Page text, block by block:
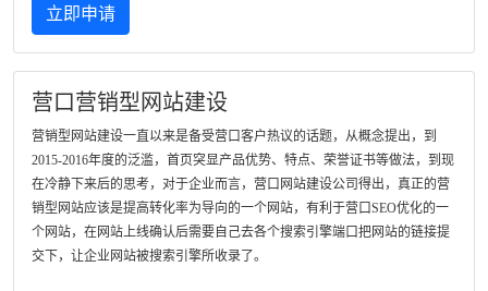
立即申请
营口营销型网站建设
营销型网站建设一直以来是备受营口客户热议的话题，从概念提出，到
2015-2016年度的泛滥，首页突显产品优势、特点、荣誉证书等做法，到现
在冷静下来后的思考，对于企业而言，营口网站建设公司得出，真正的营
销型网站应该是提高转化率为导向的一个网站，有利于营口SEO优化的一
个网站，在网站上线确认后需要自己去各个搜索引擎端口把网站的链接提
交下，让企业网站被搜索引擎所收录了。